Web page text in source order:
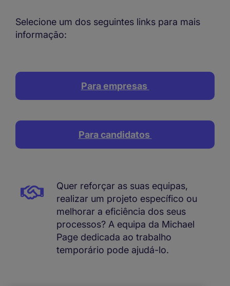
Selecione um dos seguintes links para mais
informação:
Para empresas
Para candidatos
Quer reforçar as suas equipas,
realizar um projeto específico ou
melhorar a eficiência dos seus
processos? A equipa da Michael
Page dedicada ao trabalho
temporário pode ajudá-lo.